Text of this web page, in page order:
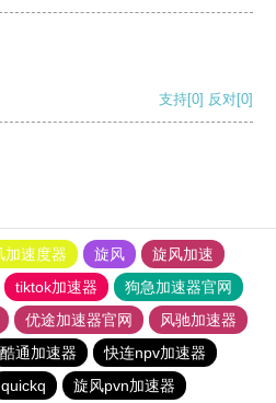
支持[0] 反对[0]
加速度器 旋风
旋风加速
tiktok加速器
狗急加速器官网
优途加速器官网
风驰加速器
酷通加速器
快连npv加速器
quickq 旋风pvn加速器